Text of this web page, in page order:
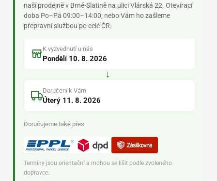
naší prodejně v Brně-Slatině na ulici Vlárská 22. Otevírací
doba Po–Pá 09:00–14:00, nebo Vám ho zašleme
přepravní službou po celé ČR.
K vyzvednutí u nás
Pondělí 10. 8. 2026
→
Doručení k Vám
Úterý 11. 8. 2026
Doručujeme také přes
Termíny jsou orientační a mohou se lišit podle zvoleného
dopravce.